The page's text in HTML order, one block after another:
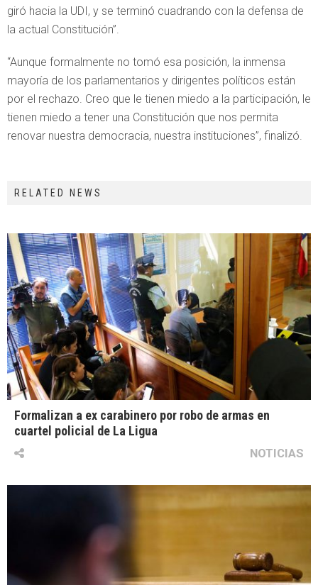
giró hacia la UDI, y se terminó cuadrando con la defensa de
la actual Constitución”.
“Aunque formalmente no tomó esa posición, la inmensa
mayoría de los parlamentarios y dirigentes políticos están
por el rechazo. Creo que le tienen miedo a la participación, le
tienen miedo a tener una Constitución que nos permita
renovar nuestra democracia, nuestra instituciones”, finalizó.
RELATED NEWS
Formalizan a ex carabinero por robo de armas en
cuartel policial de La Ligua
NOTICIAS